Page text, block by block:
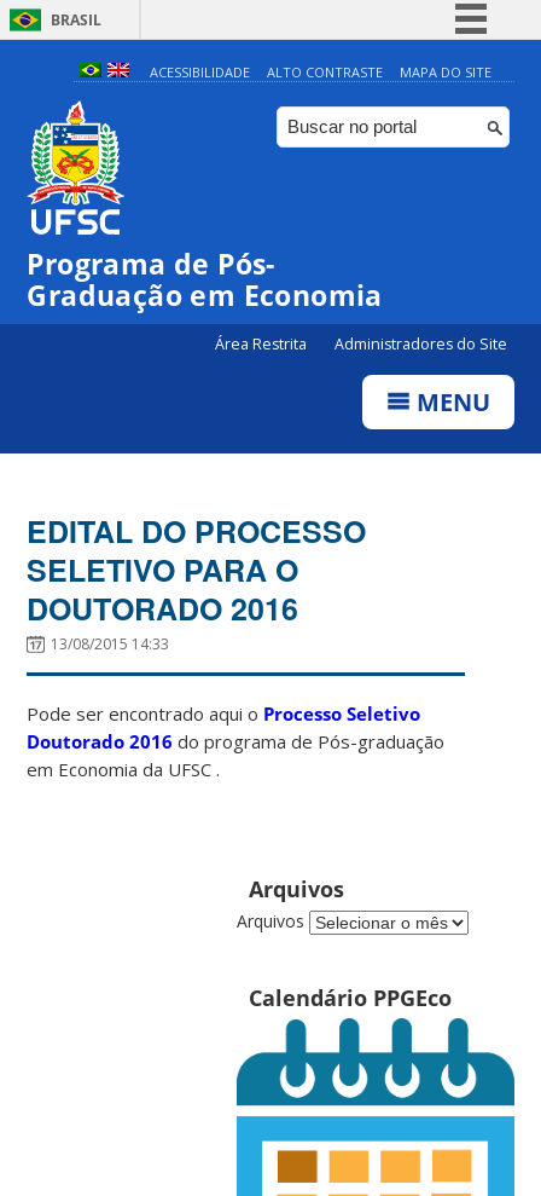
BRASIL
Simplifique!
Comunica BR
Participe
ACESSIBILIDADE ALTO CONTRASTE MAPA DO SITE
Programa de Pós-
Graduação em Economia
Área Restrita Administradores do Site
MENU
EDITAL DO PROCESSO
SELETIVO PARA O
DOUTORADO 2016
13/08/2015 14:33
Pode ser encontrado aqui o Processo Seletivo
Doutorado 2016 do programa de Pós-graduação
em Economia da UFSC .
Arquivos
Arquivos
Calendário PPGEco